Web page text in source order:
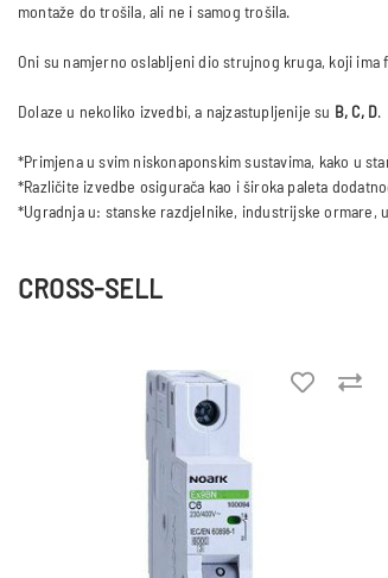
montaže do trošila, ali ne i samog trošila.
Oni su namjerno oslabljeni dio strujnog kruga, koji
Dolaze u nekoliko izvedbi, a najzastupljenije su B, C, D.
*Primjena u svim niskonaponskim sustavima, kako u
*Različite izvedbe osigurača kao i široka paleta
CROSS-SELL